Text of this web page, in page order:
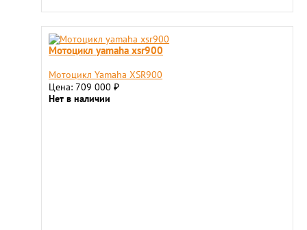
Мотоцикл yamaha xsr900
Мотоцикл Yamaha XSR900
Цена: 709 000 ₽
Нет в наличии